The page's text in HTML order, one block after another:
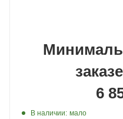
6
В наличии: мало